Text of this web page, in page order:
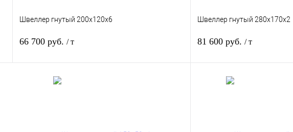
Швеллер гнутый 200х120х6
66 700 руб. / т
Швеллер гнутый 280х170х2
81 600 руб. / т